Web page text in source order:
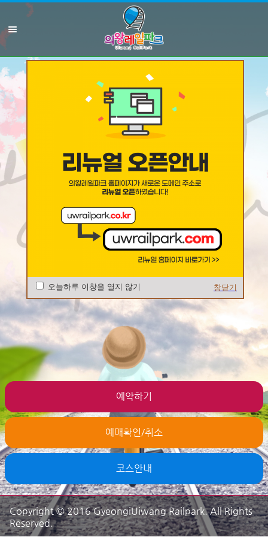
오늘하루 이창을 열지 않기 창닫기
예약하기
예매확인/취소
코스안내
Copyright © 2016 GyeongiUiwang Railpark. All Rights
Reserved.